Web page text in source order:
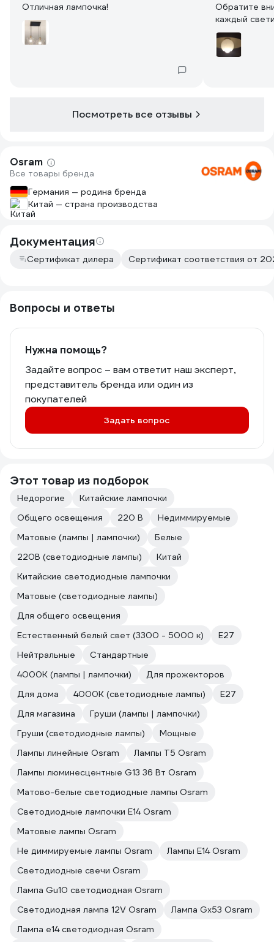
Отличная лампочка!
Обратите
каждый
Посмотреть все отзывы
Osram
Все товары бренда
Германия — родина бренда
Китай — страна производства
Документация
Сертификат дилера Сертификат соответствия от
Вопросы и ответы
Нужна помощь?
Задайте вопрос – вам ответит наш эксперт,
представитель бренда или один из
покупателей
Задать вопрос
Этот товар из подборок
Недорогие
Китайские лампочки
Общего освещения
220 В
Недиммируемые
Матовые (лампы | лампочки)
Белые
220В (светодиодные лампы)
Китай
Китайские светодиодные лампочки
Матовые (светодиодные лампы)
Для общего освещения
Естественный белый свет (3300 - 5000 к)
Е27
Нейтральные
Стандартные
4000К (лампы | лампочки)
Для прожекторов
Для дома
4000К (светодиодные лампы)
E27
Для магазина
Груши (лампы | лампочки)
Груши (светодиодные лампы)
Мощные
Лампы линейные Osram
Лампы T5 Osram
Лампы люминесцентные G13 36 Вт Osram
Матово-белые светодиодные лампы Osram
Светодиодные лампочки E14 Osram
Матовые лампы Osram
Не диммируемые лампы Osram
Лампы E14 Osram
Светодиодные свечи Osram
Лампа Gu10 светодиодная Osram
Светодиодная лампа 12V Osram
Лампа Gx53 Osram
Лампа е14 светодиодная Osram